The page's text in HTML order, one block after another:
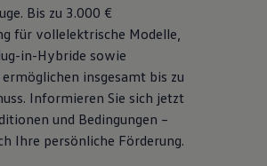
Bis zu 3.000 €
für vollelektrische Modelle,
in-Hybride sowie
insgesamt bis zu
Informieren Sie sich jetzt
und Bedingungen –
Ihre persönliche Förderung.